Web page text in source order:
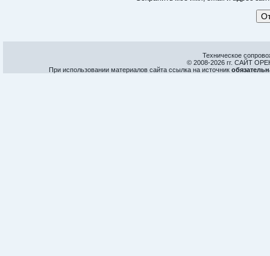
Техническое
© 2008-2026 гг. САЙТ
При использовании материалов сайта ссылка на источник